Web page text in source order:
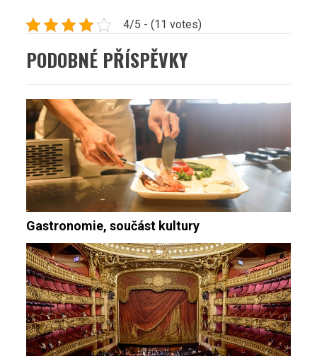
4/5 - (11 votes)
PODOBNÉ PŘÍSPĚVKY
Gastronomie, součást kultury